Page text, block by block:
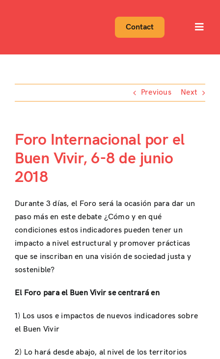
Contact
Previous Next
Foro Internacional por el
Buen Vivir, 6-8 de junio
2018
Durante 3 días, el Foro será la ocasión para dar un
paso más en este debate ¿Cómo y en qué
condiciones estos indicadores pueden tener un
impacto a nivel estructural y promover prácticas
que se inscriban en una visión de sociedad justa y
sostenible?
El Foro para el Buen Vivir se centrará en
1) Los usos e impactos de nuevos indicadores sobre
el Buen Vivir
2) Lo hará desde abajo, al nivel de los territorios